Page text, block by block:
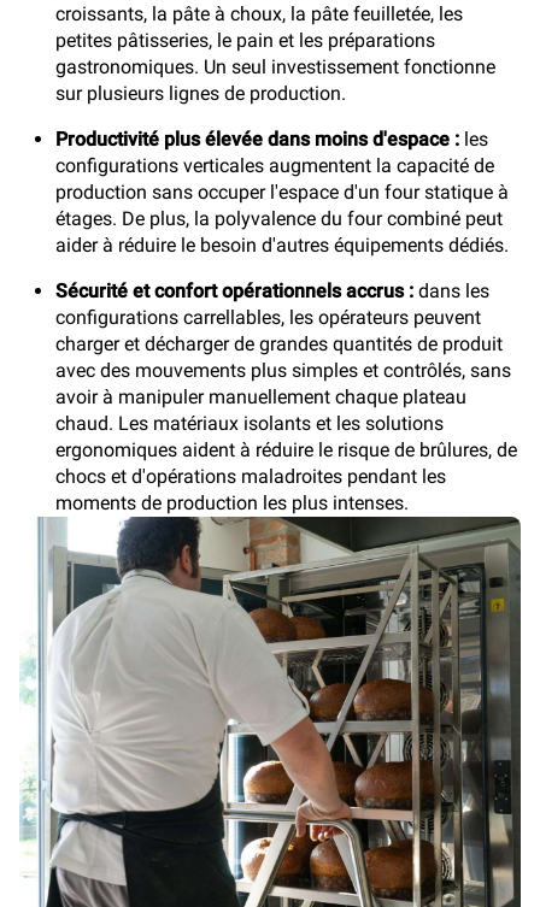
croissants, la pâte à choux, la pâte feuilletée, les
petites pâtisseries, le pain et les préparations
gastronomiques. Un seul investissement fonctionne
sur plusieurs lignes de production.
Productivité plus élevée dans moins d'espace : les
configurations verticales augmentent la capacité de
production sans occuper l'espace d'un four statique à
étages. De plus, la polyvalence du four combiné peut
aider à réduire le besoin d'autres équipements dédiés.
Sécurité et confort opérationnels accrus : dans les
configurations carrellables, les opérateurs peuvent
charger et décharger de grandes quantités de produit
avec des mouvements plus simples et contrôlés, sans
avoir à manipuler manuellement chaque plateau
chaud. Les matériaux isolants et les solutions
ergonomiques aident à réduire le risque de brûlures, de
chocs et d'opérations maladroites pendant les
moments de production les plus intenses.